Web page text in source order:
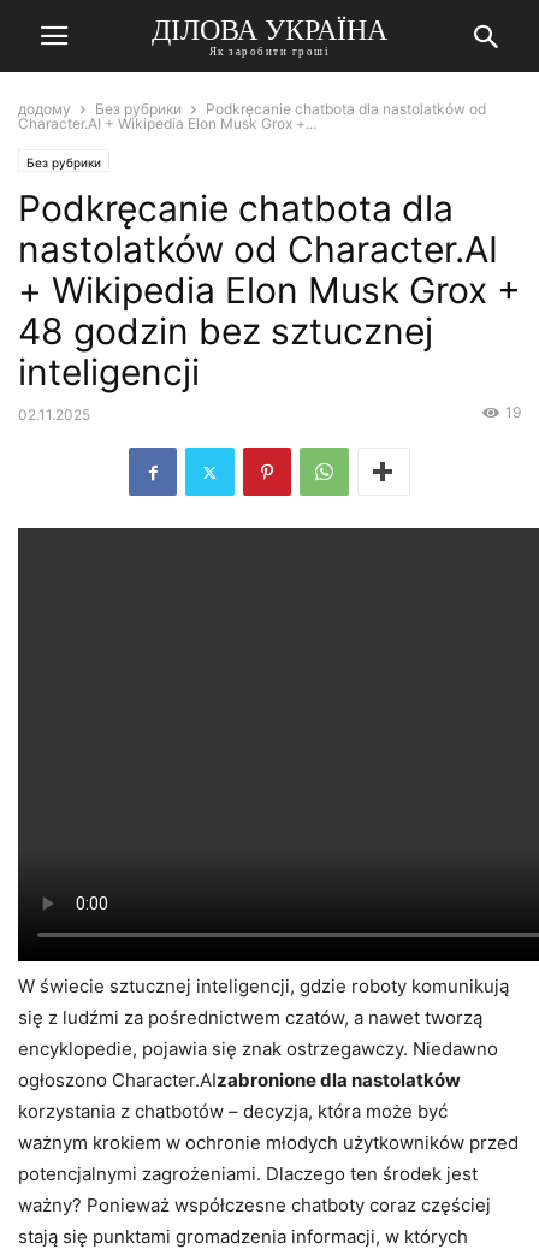
ДІЛОВА УКРАЇНА
Як заробити гроші
додому Без рубрики
Podkręcanie chatbota dla nastolatków od
Character.AI + Wikipedia Elon Musk Grox +...
Без рубрики
Podkręcanie chatbota dla
nastolatków od Character.AI
+ Wikipedia Elon Musk Grox +
48 godzin bez sztucznej
inteligencji
02.11.2025 19
W świecie sztucznej inteligencji, gdzie roboty komunikują
się z ludźmi za pośrednictwem czatów, a nawet tworzą
encyklopedie, pojawia się znak ostrzegawczy. Niedawno
ogłoszono Character.AIzabronione dla nastolatków
korzystania z chatbotów – decyzja, która może być
ważnym krokiem w ochronie młodych użytkowników przed
potencjalnymi zagrożeniami. Dlaczego ten środek jest
ważny? Ponieważ współczesne chatboty coraz częściej
stają się punktami gromadzenia informacji, w których